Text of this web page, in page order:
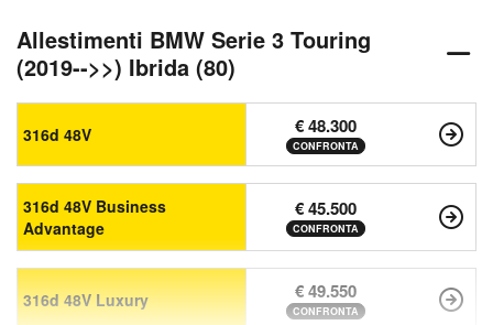
Allestimenti BMW Serie 3 Touring
(2019-->>) Ibrida (80)
316d 48V € 48.300
CONFRONTA
316d 48V Business
Advantage
€ 45.500
CONFRONTA
316d 48V Luxury € 49.550
CONFRONTA